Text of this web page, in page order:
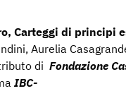
Carteggi di principi
Aurelia
di Fondazione
IBC-